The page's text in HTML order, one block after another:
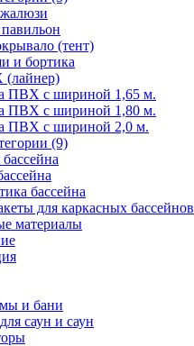
(тент)
и бортика
ПВХ с шириной 1,65 м.
ПВХ с шириной 1,80 м.
ПВХ с шириной 2,0 м.
(9)
бассейна
для каркасных бассейнов
материалы
и бани
саун и саун